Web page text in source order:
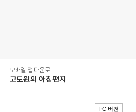
모바일 앱 다운로드
고도원의 아침편지
PC 버전